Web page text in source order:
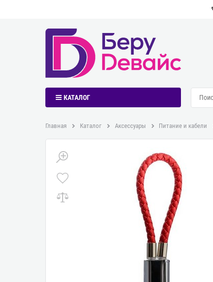
КАТАЛОГ
Главная Каталог Аксессуары Питание и кабели